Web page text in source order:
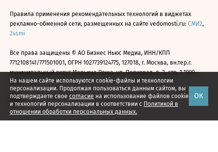
На нашем сайте используются cookie-файлы и технологии
персонализации. Продолжая пользоваться данным сайтом, вы
подтверждаете свое согласие на использование файлов cookie
и технологий персонализации в соответствии с Политикой в
отношении обработки персональных данных.
ОК
Правила применения рекомендательных технологий в виджетах
рекламно-обменной сети, размещенных на сайте vedomosti.ru: СМИ2,
24smi
Все права защищены © АО Бизнес Ньюс Медиа, ИНН/КПП
7712108141/771501001, ОГРН 1027739124775, 127018, г. Москва, вн.тер.г.
муниципальный округ Марьина Роща, ул. Полковая, д. 3, стр. 1 1999—
2026